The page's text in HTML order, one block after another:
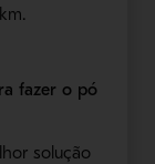
fazer o pó
solução